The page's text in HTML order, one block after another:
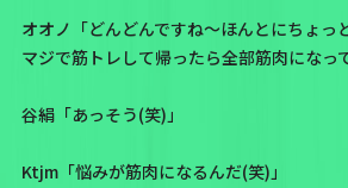
オオノ「どんどんですね～ほんとにちょっ
マジで筋トレして帰ったら全部筋肉になっ
谷絹「あっそう(笑)」
Ktjm「悩みが筋肉になるんだ(笑)」